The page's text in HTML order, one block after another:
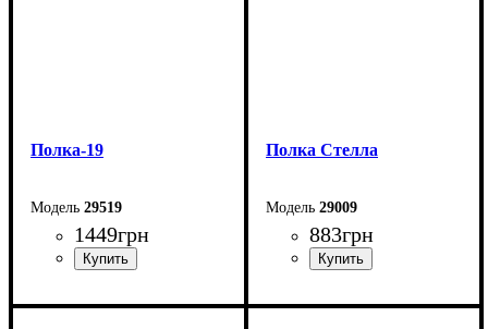
Полка-19
29519
1449грн
Ширина: 127,5 см
Полка Стелла
29009
883грн
Ширина: 164 см